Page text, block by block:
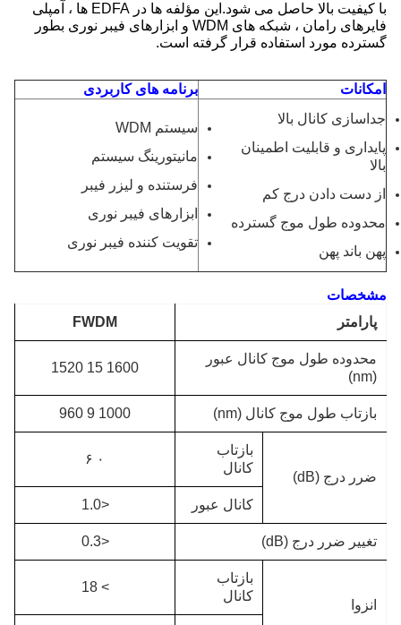
با کیفیت بالا حاصل می شود.این مؤلفه ها در EDFA ها ، آمپلی
فایرهای رامان ، شبکه های WDM و ابزارهای فیبر نوری بطور
گسترده مورد استفاده قرار گرفته است.
امکانات
برنامه های کاربردی
جداسازی کانال بالا
پایداری و قابلیت اطمینان
بالا
از دست دادن درج کم
محدوده طول موج گسترده
پهن باند پهن
سیستم WDM
مانیتورینگ سیستم
فرستنده و لیزر فیبر
ابزارهای فیبر نوری
تقویت کننده فیبر نوری
مشخصات
پارامتر
FWDM
محدوده طول موج کانال عبور
(nm)
1600 15 1520
بازتاب طول موج کانال (nm) 1000 9 960
ضرر درج (dB)
بازتاب
کانال
۰ ۶
کانال عبور <1.0
تغییر ضرر درج (dB) <0.3
انزوا
بازتاب
کانال
> 18